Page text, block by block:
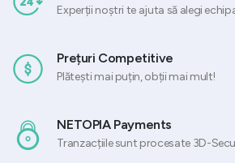
Experții noștri te ajuta să alegi
Prețuri Competitive
Plătești mai puțin, obții mai mult!
NETOPIA Payments
Tranzacțiile sunt procesate 3D-